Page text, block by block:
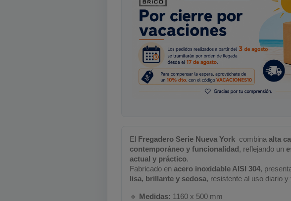
El Fregadero Serie Nueva York ️ combinaalta
contemporáneo y funcionalidad, reflejando un
actual y práctico.
Fabricado enacero inoxidable AISI 304,
lisa, brillante y sedosa, resistente al uso diario y
🔹 Medidas: 1160 x 500 mm